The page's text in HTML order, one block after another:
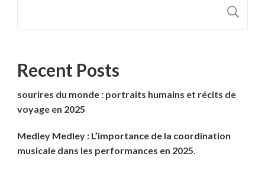
Recent Posts
sourires du monde : portraits humains et récits de
voyage en 2025
Medley Medley : L’importance de la coordination
musicale dans les performances en 2025.